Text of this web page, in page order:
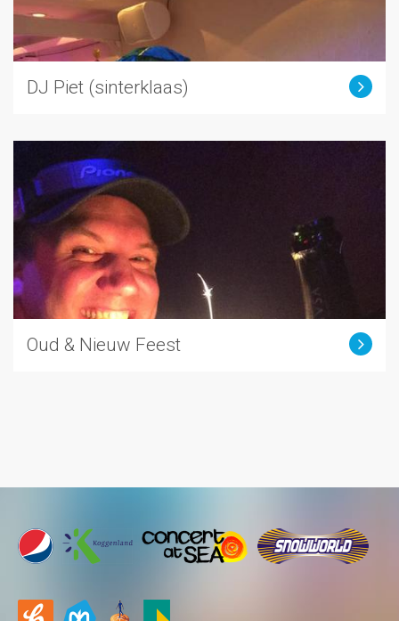
DJ Piet (sinterklaas)
Oud & Nieuw Feest